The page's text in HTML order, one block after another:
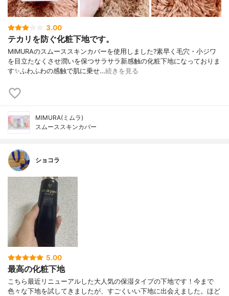
3.00
テカリを防ぐ化粧下地です。
MIMURAのスムーススキンカバーを使用しました?素早く毛穴・小ジワ
を目立たなくさせ潤いを保つサラサラ新感触の化粧下地になっておりま
す✨ふわふわの感触で肌に乗せ…続きを見る
MIMURA(ミムラ)
スムーススキンカバー
ショコラ
5.00
最高の化粧下地
こちら最近リニューアルした大人気の保湿タイプの下地です！今まで
色々な下地を試してきましたが、すごくいい下地に出会えました。ほど